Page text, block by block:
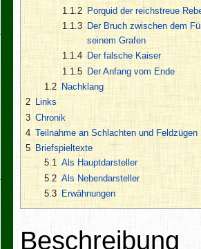
1.1.2 Porquid der reichstreue
1.1.3 Der Bruch zwischen dem
seinem Grafen
1.1.4 Der falsche Kaiser
1.1.5 Der Anfang vom Ende
1.2 Nachklang
2 Links
3 Chronik
4 Teilnahme an Schlachten und Feldzügen
5 Briefspieltexte
5.1 Als Hauptdarsteller
5.2 Als Nebendarsteller
5.3
Erwähnungen
Beschreibung